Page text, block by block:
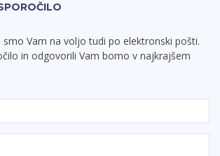
Vam na voljo tudi po elektronski pošti.
in odgovorili Vam bomo v najkrajšem